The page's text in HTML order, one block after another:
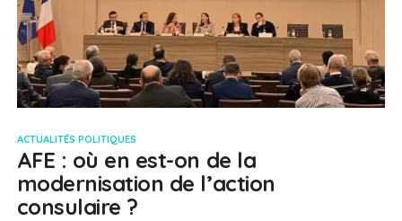
ACTUALITÉS POLITIQUES
AFE : où en est-on de la
modernisation de l’action
consulaire ?